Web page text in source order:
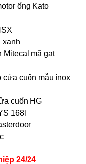
ống Kato
xanh
Mitecal mã gạt
cửa cuốn mẫu inox
cuốn HG
168l
24/24